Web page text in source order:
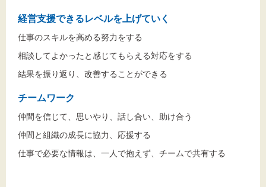
経営支援できるレベルを上げていく
仕事のスキルを高める努力をする
相談してよかったと感じてもらえる対応をする
結果を振り返り、改善することができる
チームワーク
仲間を信じて、思いやり、話し合い、助け合う
仲間と組織の成長に協力、応援する
仕事で必要な情報は、一人で抱えず、チームで共有する